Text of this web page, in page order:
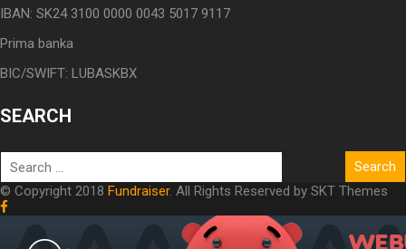
IBAN: SK24 3100 0000 0043 5017 9117
Prima banka
BIC/SWIFT: LUBASKBX
SEARCH
© Copyright 2018 Fundraiser. All Rights Reserved by SKT Themes